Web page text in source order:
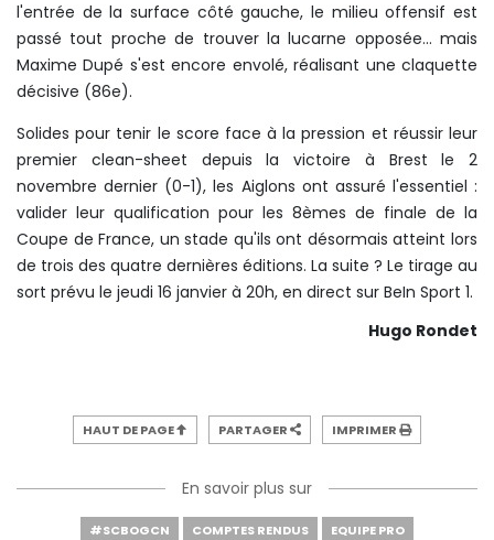
l'entrée de la surface côté gauche, le milieu offensif est
passé tout proche de trouver la lucarne opposée... mais
Maxime Dupé s'est encore envolé, réalisant une claquette
décisive (86e).
Solides pour tenir le score face à la pression et réussir leur
premier clean-sheet depuis la victoire à Brest le 2
novembre dernier (0-1), les Aiglons ont assuré l'essentiel :
valider leur qualification pour les 8èmes de finale de la
Coupe de France, un stade qu'ils ont désormais atteint lors
de trois des quatre dernières éditions. La suite ? Le tirage au
sort prévu le jeudi 16 janvier à 20h, en direct sur BeIn Sport 1.
Hugo Rondet
HAUT DE PAGE PARTAGER IMPRIMER
En savoir plus sur
#SCBOGCN COMPTES RENDUS EQUIPE PRO